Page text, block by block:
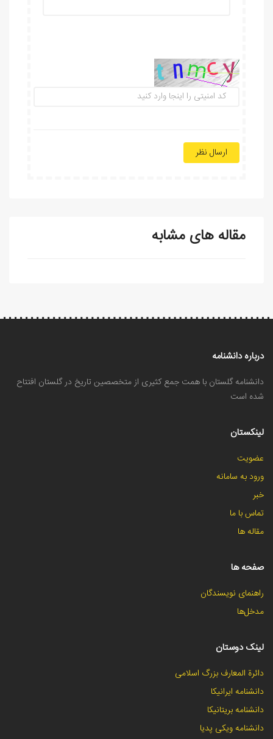
ارسال نظر
مقاله های مشابه
درباره دانشنامه
دانشنامه گلستان با همت جمع کثیری از متخصصین تاریخ در گلستان افتتاح
شده است
لینکستان
عضویت
ورود به سامانه
خبر
تماس با ما
مقاله ها
صفحه ها
راهنمای نویسندگان
مدخل‌ها
لینک دوستان
دائرة المعارف بزرگ اسلامی
دانشنامه ایرانیکا
دانشنامه بریتانیکا
دانشنامه ویکی پدیا